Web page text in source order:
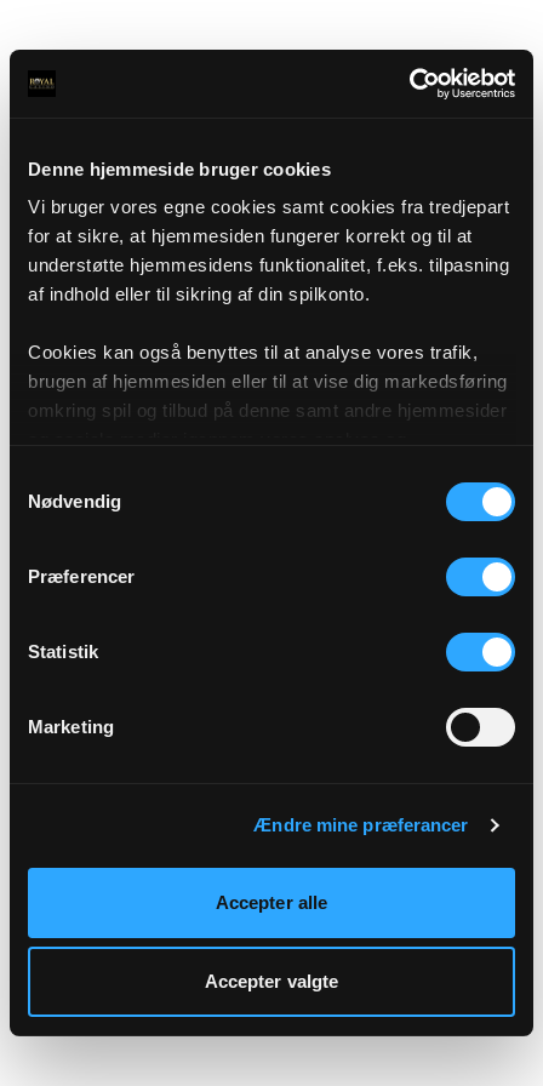
Denne hjemmeside bruger cookies
Vi bruger vores egne cookies samt cookies fra tredjepart
for at sikre, at hjemmesiden fungerer korrekt og til at
understøtte hjemmesidens funktionalitet, f.eks. tilpasning
af indhold eller til sikring af din spilkonto.
Cookies kan også benyttes til at analyse vores trafik,
brugen af hjemmesiden eller til at vise dig markedsføring
omkring spil og tilbud på denne samt andre hjemmesider
af cookies under "Detaljer" eller ved at klikke videre til
vores Cookiepolitik, som du finder i bunden af vores
Nødvendig
Præferencer
Statistik
Marketing
Ændre mine præferancer
Accepter alle
Accepter valgte